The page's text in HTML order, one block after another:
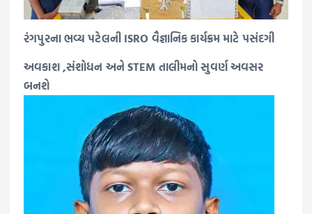
રંગપુરના ભવ્ય પટેલની ISRO વૈજ્ઞાનિક કાર્યક્રમ માટે પસંદગી
અવકાશ ,સંશોધન અને STEM તાલીમનો સુવર્ણ અવસર
બનશે